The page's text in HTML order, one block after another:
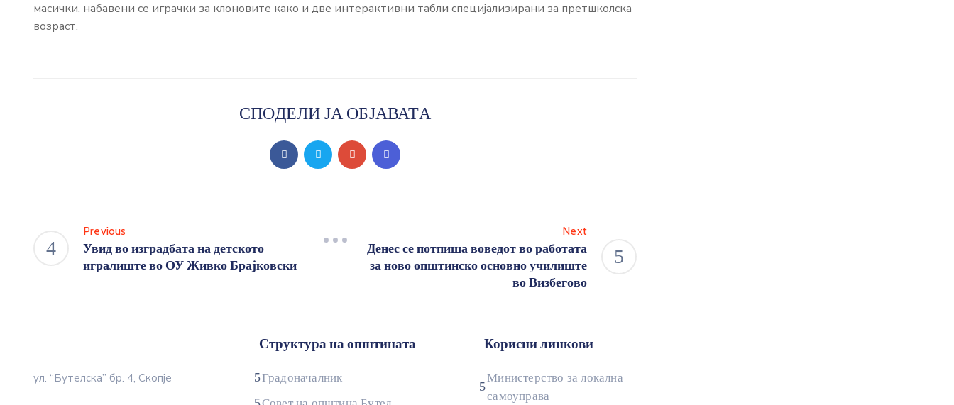
масички, набавени се играчки за клоновите како и две интерактивни табли специјализирани за претшколска
возраст.
СПОДЕЛИ ЈА ОБЈАВАТА
Previous
Увид во изградбата на детското
игралиште во ОУ Живко Брајковски
Next
Денес се потпиша воведот во работата
за ново општинско основно училиште
во Визбегово
ул. “Бутелска” бр. 4, Скопје
Структура на општината
Градоначалник
Корисни линкови
Министерство за локална
самоуправа